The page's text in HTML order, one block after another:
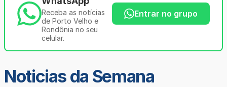
Receba as notícias
de Porto Velho e
Rondônia no seu
celular.
Entrar no grupo
Noticias da Semana